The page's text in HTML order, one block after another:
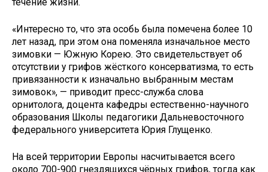
«Интересно то, что эта особь была помечена более 10
лет назад, при этом она поменяла изначальное место
зимовки — Южную Корею. Это свидетельствует об
отсутствии у грифов жёсткого консерватизма, то есть
привязанности к изначально выбранным местам
зимовок», — приводит пресс-служба слова
орнитолога, доцента кафедры естественно-научного
образования Школы педагогики Дальневосточного
федерального университета Юрия Глущенко.
На всей территории Европы насчитывается всего
около 700-900 гнездящихся чёрных грифов, тогда как